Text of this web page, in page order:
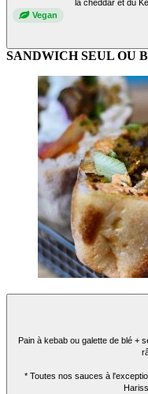
la cheddar et du
Vegan
SANDWICH SEUL OU
Pain à kebab ou galette de blé +
* Toutes nos sauces à